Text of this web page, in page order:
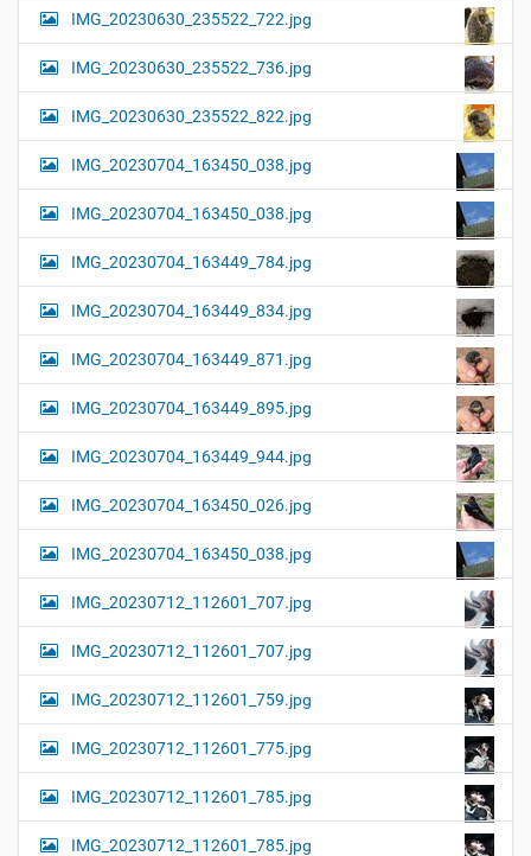
IMG_20230630_235522_722.jpg
IMG_20230630_235522_736.jpg
IMG_20230630_235522_822.jpg
IMG_20230704_163450_038.jpg
IMG_20230704_163450_038.jpg
IMG_20230704_163449_784.jpg
IMG_20230704_163449_834.jpg
IMG_20230704_163449_871.jpg
IMG_20230704_163449_895.jpg
IMG_20230704_163449_944.jpg
IMG_20230704_163450_026.jpg
IMG_20230704_163450_038.jpg
IMG_20230712_112601_707.jpg
IMG_20230712_112601_707.jpg
IMG_20230712_112601_759.jpg
IMG_20230712_112601_775.jpg
IMG_20230712_112601_785.jpg
IMG_20230712_112601_785.jpg